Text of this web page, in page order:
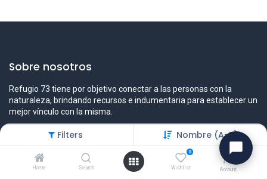
Filters Nombre (A-Z)
Home Search
0
Wishlist Account
Sobre nosotros
Refugio 73 tiene por objetivo conectar a las personas con la
naturaleza, brindando recursos e indumentaria para establecer un
mejor vínculo con la misma.
Contáctenos